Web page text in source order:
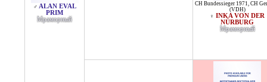
♂ ALAN EVAL
PRIM
Мраморный
CH Bundessieger 1971, CH
(VDH)
♀ INKA VON DER
NÜRBURG
Мраморный